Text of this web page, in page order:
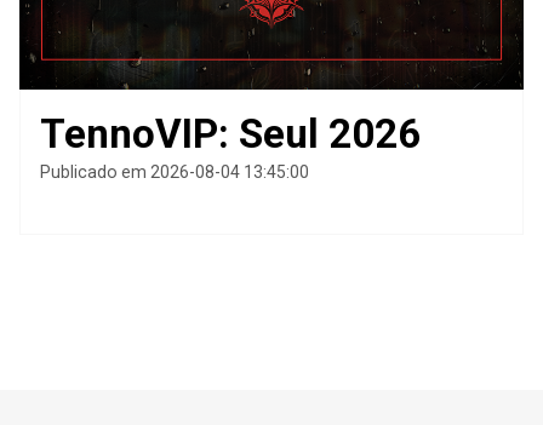
TennoVIP: Seul 2026
Publicado em 2026-08-04 13:45:00